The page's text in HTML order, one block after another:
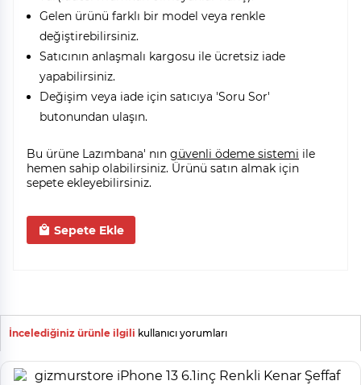
Gelen ürünü farklı bir model veya renkle
değiştirebilirsiniz.
Satıcının anlaşmalı kargosu ile ücretsiz iade
yapabilirsiniz.
Değişim veya iade için satıcıya 'Soru Sor'
butonundan ulaşın.
Bu ürüne Lazımbana' nın güvenli ödeme sistemi ile
hemen sahip olabilirsiniz. Ürünü satın almak için
sepete ekleyebilirsiniz.
Sepete Ekle
İncelediğiniz ürünle ilgili kullanıcı yorumları